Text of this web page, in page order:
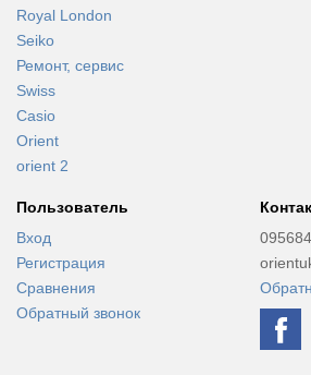
Royal London
Seiko
Ремонт, сервис
Swiss
Casio
Orient
orient 2
Пользователь
Вход
Регистрация
Сравнения
Обратный звонок